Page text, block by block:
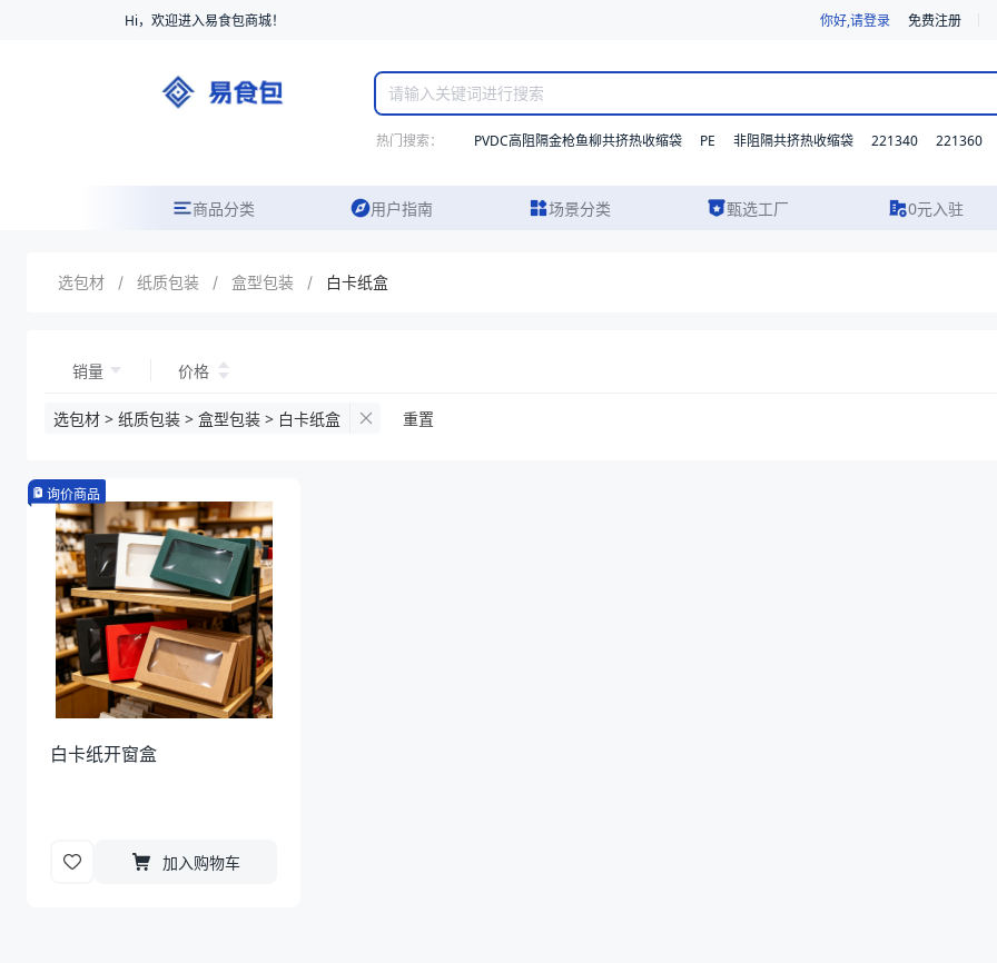
Hi，欢迎进入易食包商城！ 你好,请登录 免费注册
热门搜索： PVDC高阻隔金枪鱼柳共挤热收缩袋 PE 非阻隔共挤热收缩袋 221340 221360
商品分类 用户指南 场景分类 甄选工厂 0元入驻
选包材 / 纸质包装 / 盒型包装 / 白卡纸盒
销量 价格
选包材 > 纸质包装 > 盒型包装 > 白卡纸盒 重置
询价商品
白卡纸开窗盒
加入购物车